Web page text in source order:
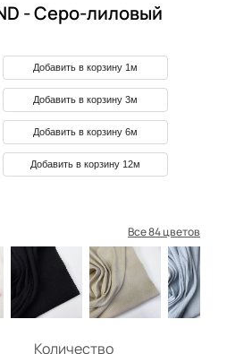
- Серо-лиловый
Добавить в корзину 1м
Добавить в корзину 3м
Добавить в корзину 6м
Добавить в корзину 12м
Все 84 цветов
Количество